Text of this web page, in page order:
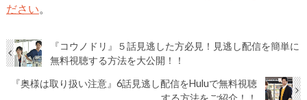
ださい。
『コウノドリ』５話見逃した方必見！見逃し配信を簡単に
無料視聴する方法を大公開！！
『奥様は取り扱い注意』6話見逃し配信をHuluで無料視聴